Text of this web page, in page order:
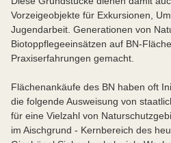
Vorzeigeobjekte für Exkursionen,
Jugendarbeit. Generationen von
Biotoppflegeeinsätzen auf BN-
Praxiserfahrungen gemacht.
Flächenankäufe des BN haben oft
die folgende Ausweisung von
für eine Vielzahl von
im Aischgrund - Kernbereich des